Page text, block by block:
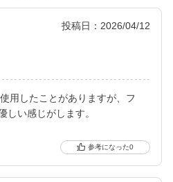
投稿日：2026/04/12
用したことがありますが、フ
しい感じがします。
0